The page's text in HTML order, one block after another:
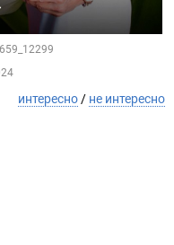
интересно / не интересно